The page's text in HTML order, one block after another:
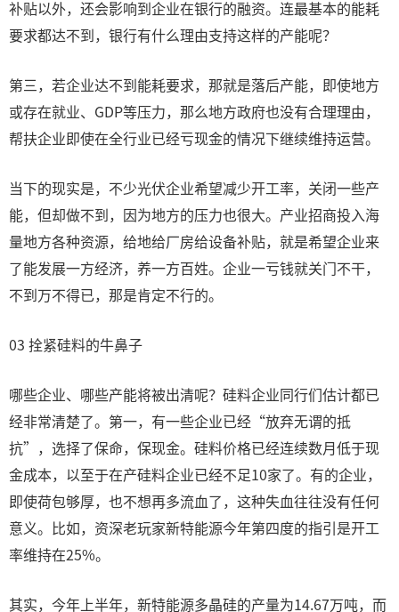
补贴以外，还会影响到企业在银行的融资。连最基本的能耗
要求都达不到，银行有什么理由支持这样的产能呢？
第三，若企业达不到能耗要求，那就是落后产能，即使地方
或存在就业、GDP等压力，那么地方政府也没有合理理由，
帮扶企业即使在全行业已经亏现金的情况下继续维持运营。
当下的现实是，不少光伏企业希望减少开工率，关闭一些产
能，但却做不到，因为地方的压力也很大。产业招商投入海
量地方各种资源，给地给厂房给设备补贴，就是希望企业来
了能发展一方经济，养一方百姓。企业一亏钱就关门不干，
不到万不得已，那是肯定不行的。
03 拴紧硅料的牛鼻子
哪些企业、哪些产能将被出清呢？硅料企业同行们估计都已
经非常清楚了。第一，有一些企业已经“放弃无谓的抵
抗”，选择了保命，保现金。硅料价格已经连续数月低于现
金成本，以至于在产硅料企业已经不足10家了。有的企业，
即使荷包够厚，也不想再多流血了，这种失血往往没有任何
意义。比如，资深老玩家新特能源今年第四度的指引是开工
率维持在25%。
其实，今年上半年，新特能源多晶硅的产量为14.67万吨，而